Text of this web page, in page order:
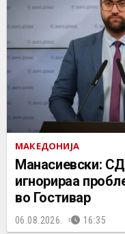
МАКЕДОНИЈА
Манасиевски:
игнорираа
во Гостивар
06.08.2026. 16:35